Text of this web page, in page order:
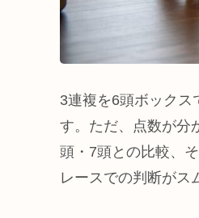
3連複を6頭ボックス
す。ただ、点数が分
頭・7頭との比較、
レースでの判断がス